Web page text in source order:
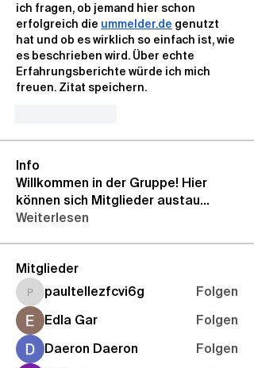
ich fragen, ob jemand hier schon
erfolgreich die ummelder.de genutzt
hat und ob es wirklich so einfach ist, wie
es beschrieben wird. Über echte
Erfahrungsberichte würde ich mich
freuen. Zitat speichern.
Info
Willkommen in der Gruppe! Hier
können sich Mitglieder austau...
Weiterlesen
Mitglieder
paultellezfcvi6g
paultellezfcvi6g
Folgen
Edla Gar
Folgen
Daeron Daeron
Folgen